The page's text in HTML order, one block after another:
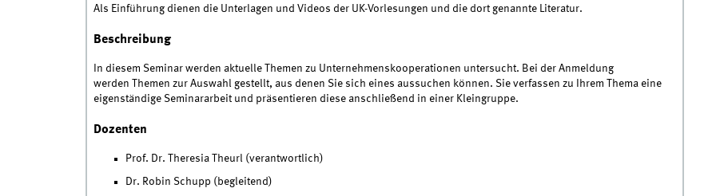
Als Einführung dienen die Unterlagen und Videos der UK-Vorlesungen und die dort genannte Literatur.
Beschreibung
In diesem Seminar werden aktuelle Themen zu Unternehmenskooperationen untersucht. Bei der Anmeldung
werden Themen zur Auswahl gestellt, aus denen Sie sich eines aussuchen können. Sie verfassen zu Ihrem Thema eine
eigenständige Seminararbeit und präsentieren diese anschließend in einer Kleingruppe.
Dozenten
Prof. Dr. Theresia Theurl (verantwortlich)
Dr. Robin Schupp (begleitend)